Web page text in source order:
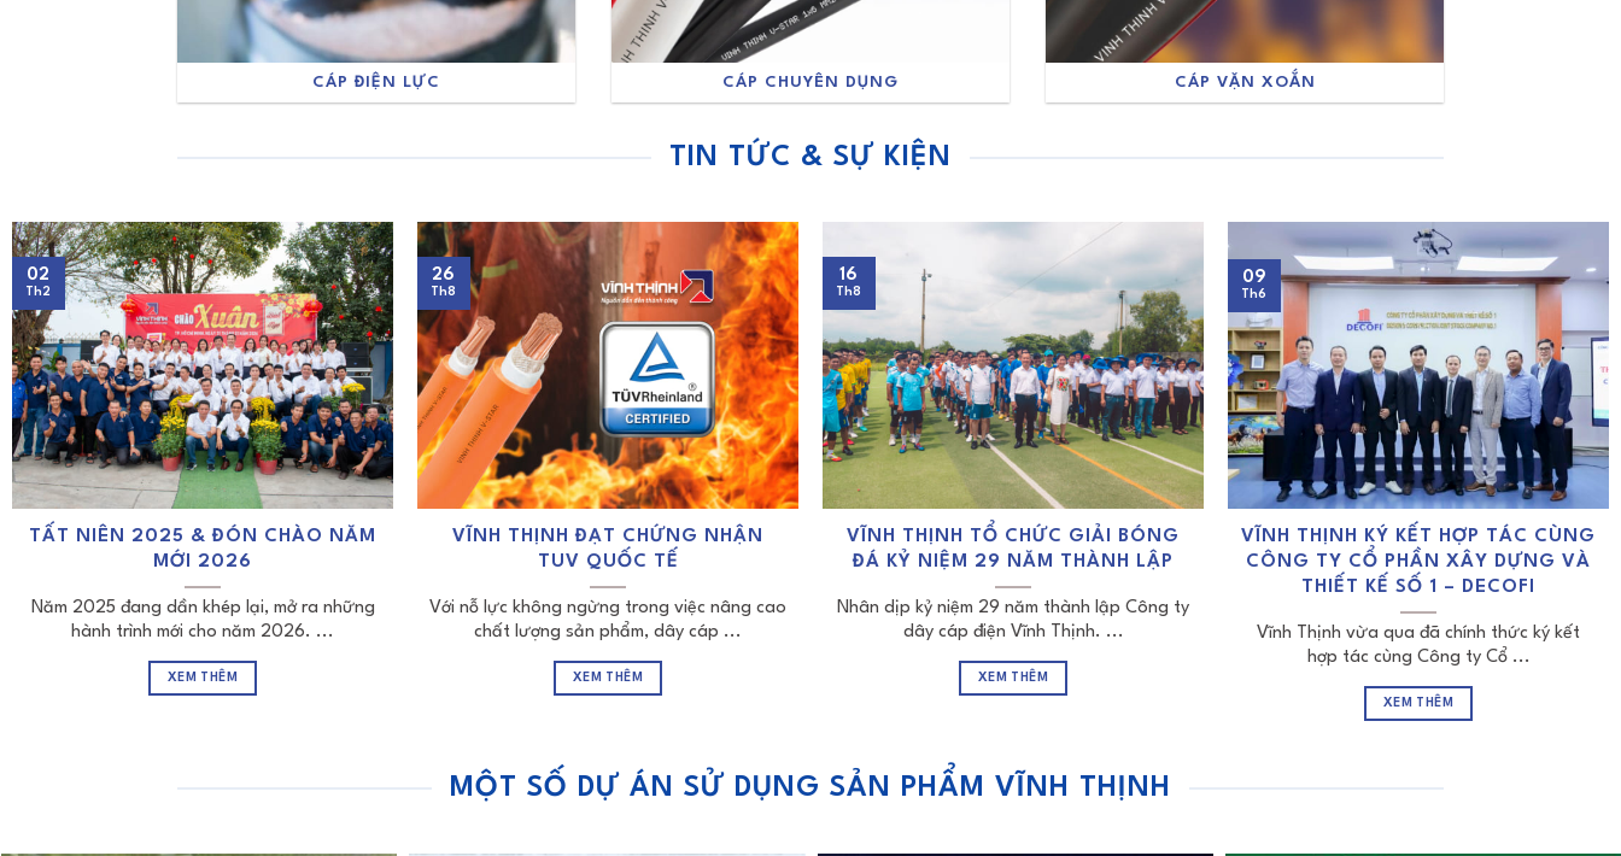
CÁP ĐIỆN LỰC CÁP CHUYÊN DỤNG CÁP VẶN XOẮN
TIN TỨC & SỰ KIỆN
TẤT NIÊN 2025 & ĐÓN CHÀO NĂM
MỚI 2026
Năm 2025 đang dần khép lại, mở ra những
hành trình mới cho năm 2026. ...
XEM THÊM
02
Th2
VĨNH THỊNH ĐẠT CHỨNG NHẬN
TUV QUỐC TẾ
Với nỗ lực không ngừng trong việc nâng cao
chất lượng sản phẩm, dây cáp ...
XEM THÊM
26
Th8
VĨNH THỊNH TỔ CHỨC GIẢI BÓNG
ĐÁ KỶ NIỆM 29 NĂM THÀNH LẬP
Nhân dịp kỷ niệm 29 năm thành lập Công ty
dây cáp điện Vĩnh Thịnh. ...
XEM THÊM
16
Th8
VĨNH THỊNH KÝ KẾT HỢP TÁC CÙNG
CÔNG TY CỔ PHẦN XÂY DỰNG VÀ
THIẾT KẾ SỐ 1 – DECOFI
Vĩnh Thịnh vừa qua đã chính thức ký kết
hợp tác cùng Công ty Cổ ...
XEM THÊM
09
Th6
MỘT SỐ DỰ ÁN SỬ DỤNG SẢN PHẨM VĨNH THỊNH